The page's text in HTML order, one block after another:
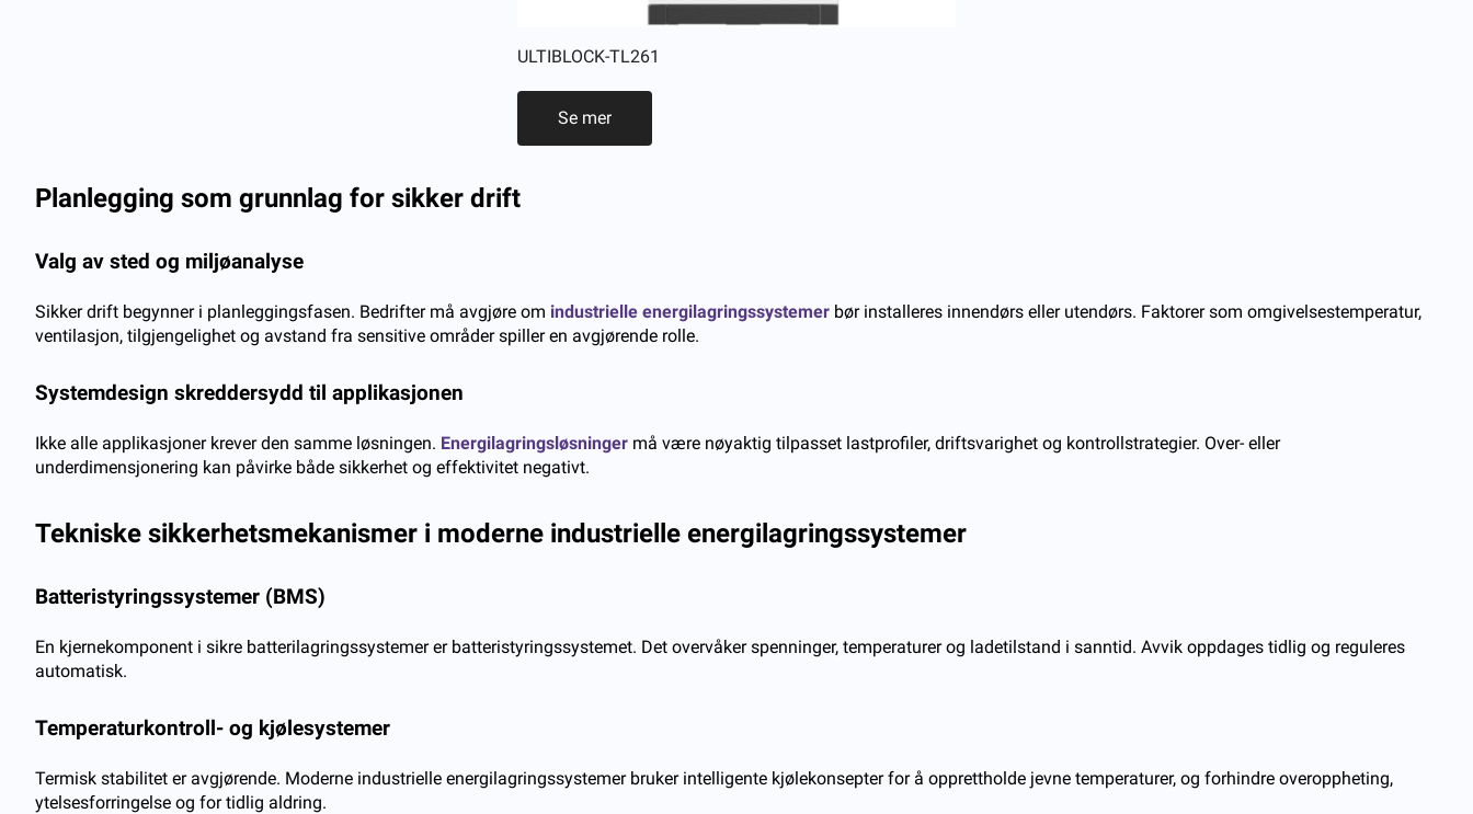
ULTIBLOCK-TL261
Se mer
Planlegging som grunnlag for sikker drift
Valg av sted og miljøanalyse
Sikker drift begynner i planleggingsfasen. Bedrifter må avgjøre om industrielle energilagringssystemer bør installeres innendørs eller utendørs. Faktorer som omgivelsestemperatur,
ventilasjon, tilgjengelighet og avstand fra sensitive områder spiller en avgjørende rolle.
Systemdesign skreddersydd til applikasjonen
Ikke alle applikasjoner krever den samme løsningen. Energilagringsløsninger må være nøyaktig tilpasset lastprofiler, driftsvarighet og kontrollstrategier. Over- eller
underdimensjonering kan påvirke både sikkerhet og effektivitet negativt.
Tekniske sikkerhetsmekanismer i moderne industrielle energilagringssystemer
Batteristyringssystemer (BMS)
En kjernekomponent i sikre batterilagringssystemer er batteristyringssystemet. Det overvåker spenninger, temperaturer og ladetilstand i sanntid. Avvik oppdages tidlig og reguleres
automatisk.
Temperaturkontroll- og kjølesystemer
Termisk stabilitet er avgjørende. Moderne industrielle energilagringssystemer bruker intelligente kjølekonsepter for å opprettholde jevne temperaturer, og forhindre overoppheting,
ytelsesforringelse og for tidlig aldring.